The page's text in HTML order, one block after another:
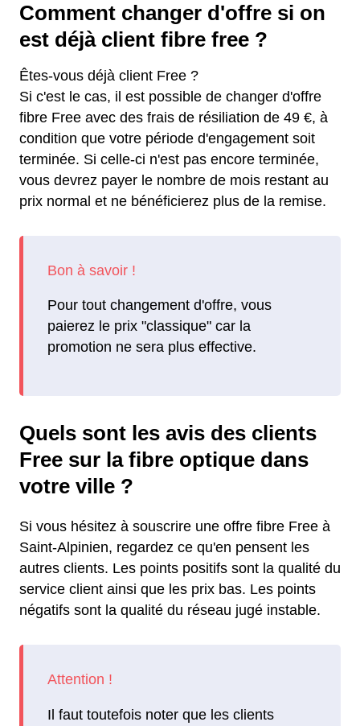
Comment changer d'offre si on
est déjà client fibre free ?
Êtes-vous déjà client Free ?
Si c'est le cas, il est possible de changer d'offre
fibre Free avec des frais de résiliation de 49 €, à
condition que votre période d'engagement soit
terminée. Si celle-ci n'est pas encore terminée,
vous devrez payer le nombre de mois restant au
prix normal et ne bénéficierez plus de la remise.
Pour tout changement d'offre, vous
paierez le prix "classique" car la
promotion ne sera plus effective.
Quels sont les avis des clients
Free sur la fibre optique dans
votre ville ?
Si vous hésitez à souscrire une offre fibre Free à
Saint-Alpinien, regardez ce qu'en pensent les
autres clients. Les points positifs sont la qualité du
service client ainsi que les prix bas. Les points
négatifs sont la qualité du réseau jugé instable.
Il faut toutefois noter que les clients